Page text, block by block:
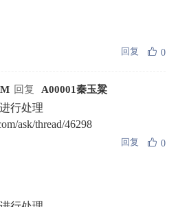
回复 0
回复 A00001秦玉粱
行处理
ask/thread/46298
回复 0